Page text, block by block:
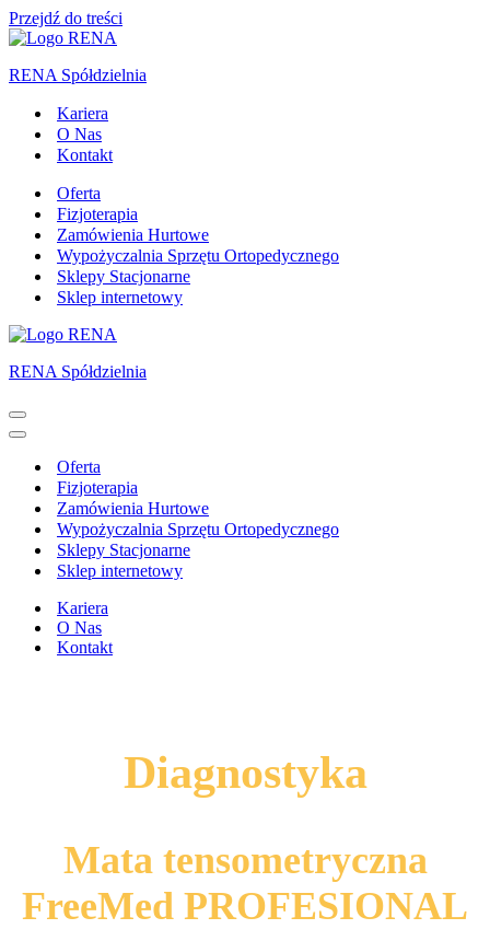
Przejdź do treści
RENA Spółdzielnia
Kariera
O Nas
Kontakt
Oferta
Fizjoterapia
Zamówienia Hurtowe
Wypożyczalnia Sprzętu Ortopedycznego
Sklepy Stacjonarne
Sklep internetowy
RENA Spółdzielnia
Menu
nawigacji
Menu
nawigacjiOferta
Fizjoterapia
Zamówienia Hurtowe
Wypożyczalnia Sprzętu Ortopedycznego
Sklepy Stacjonarne
Sklep internetowy
Kariera
O Nas
Kontakt
Diagnostyka
Mata tensometryczna
FreeMed PROFESIONAL